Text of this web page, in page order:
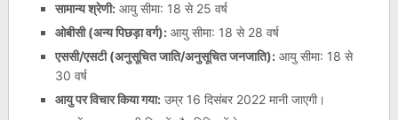
सामान्य श्रेणी:आयु सीमा: 18 से 25 वर्ष
ओबीसी (अन्य पिछड़ा वर्ग):आयु सीमा: 18 से 28 वर्ष
एससी/एसटी (अनुसूचित जाति/अनुसूचित जनजाति):आयु सीमा: 18 से
30 वर्ष
आयु पर विचार किया गया:उम्र 16 दिसंबर 2022 मानी जाएगी।